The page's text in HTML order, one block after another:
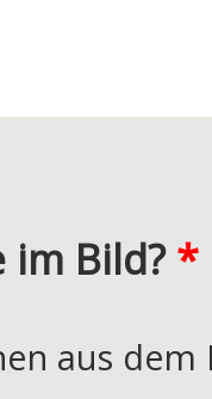
im Bild?*
aus dem